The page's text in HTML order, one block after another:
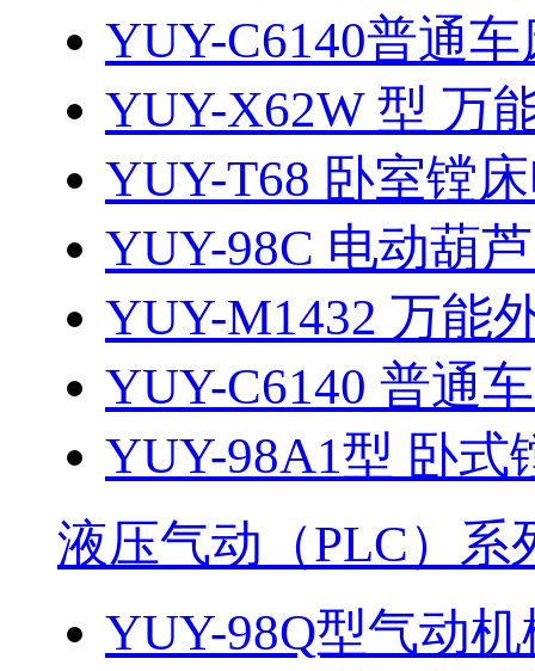
YUY-C6140普通
YUY-X62W 型 万
YUY-T68 卧室镗
YUY-98C 电动葫
YUY-M1432 万能
YUY-C6140 普通
YUY-98A1型 卧式
液压气动（PLC）系
YUY-98Q型气动